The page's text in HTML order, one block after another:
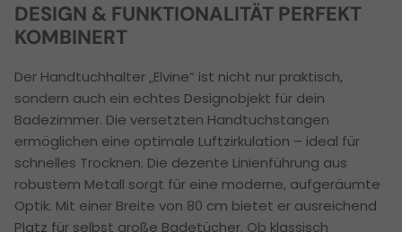
DESIGN & FUNKTIONALITÄT PERFEKT
KOMBINERT
Der Handtuchhalter „Elvine“ ist nicht nur praktisch,
sondern auch ein echtes Designobjekt für dein
Badezimmer. Die versetzten Handtuchstangen
ermöglichen eine optimale Luftzirkulation – ideal für
schnelles Trocknen. Die dezente Linienführung aus
robustem Metall sorgt für eine moderne, aufgeräumte
Optik. Mit einer Breite von 80 cm bietet er ausreichend
Platz für selbst große Badetücher. Ob klassisch